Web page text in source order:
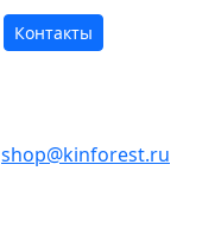
Контакты
shop@kinforest.ru